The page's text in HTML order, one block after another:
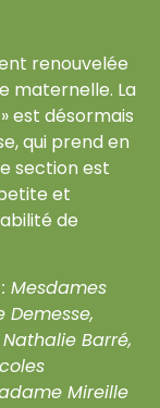
renouvelée
maternelle. La
est désormais
qui prend en
section est
et
de
Mesdames
Demesse,
Barré,
Mireille